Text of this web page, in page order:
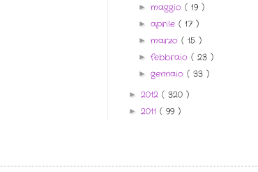
► maggio ( 19 )
► aprile ( 17 )
► marzo ( 15 )
► febbraio ( 23 )
► gennaio ( 33 )
► 2012 ( 320 )
► 2011 ( 99 )